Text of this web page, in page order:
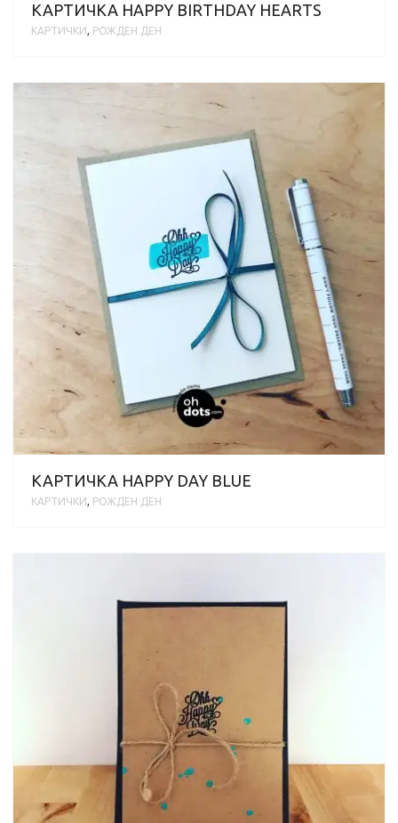
КАРТИЧКА HAPPY BIRTHDAY HEARTS
КАРТИЧКИ, РОЖДЕН ДЕН
КАРТИЧКА HAPPY DAY BLUE
КАРТИЧКИ, РОЖДЕН ДЕН